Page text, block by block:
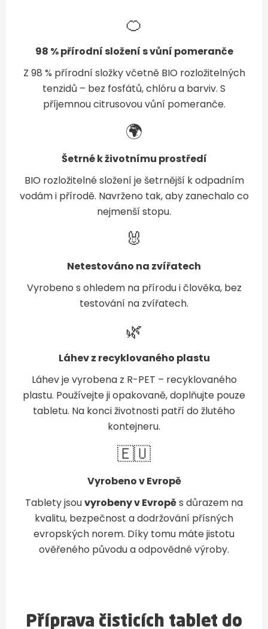
🍊
98 % přírodní složení s vůní pomeranče
Z 98 % přírodní složky včetně BIO rozložitelných
tenzidů – bez fosfátů, chlóru a barviv. S
příjemnou citrusovou vůní pomeranče.
🌍
Šetrné k životnímu prostředí
BIO rozložitelné složení je šetrnější k odpadním
vodám i přírodě. Navrženo tak, aby zanechalo co
nejmenší stopu.
🐰
Netestováno na zvířatech
Vyrobeno s ohledem na přírodu i člověka, bez
testování na zvířatech.
🌿
Láhev z recyklovaného plastu
Láhev je vyrobena z R-PET – recyklovaného
plastu. Používejte ji opakovaně, doplňujte pouze
tabletu. Na konci životnosti patří do žlutého
kontejneru.
🇪🇺
Vyrobeno v Evropě
Tablety jsouvyrobeny v Evropěs důrazem na
kvalitu, bezpečnost a dodržování přísných
evropských norem. Díky tomu máte jistotu
ověřeného původu a odpovědné výroby.
Příprava čisticích tablet do